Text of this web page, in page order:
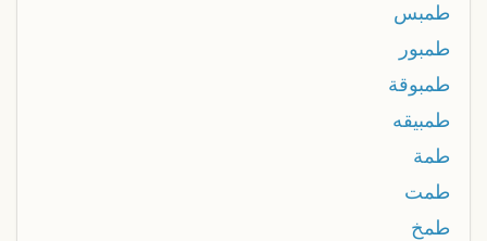
طمبس
طمبور
طمبوقة
طمبيقه
طمة
طمت
طمخ